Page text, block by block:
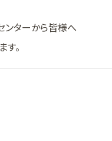
ンターから皆様へ
。